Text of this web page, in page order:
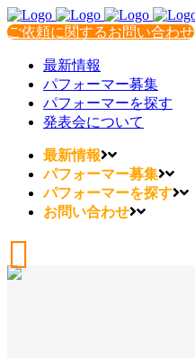
ご依頼に関するお問い合わせ
最新情報
パフォーマー募集
パフォーマーを探す
発表会について
最新情報
パフォーマー募集
パフォーマーを探す
お問い合わせ